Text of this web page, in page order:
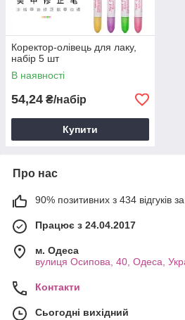
Коректор-олівець для лаку,
набір 5 шт
В наявності
54,24 ₴/набір
Купити
Про нас
90% позитивних з 434 відгуків за
Працює з 24.04.2017
м. Одеса
вулиця Осипова, 40, Одеса,
Контакти
Сьогодні вихідний